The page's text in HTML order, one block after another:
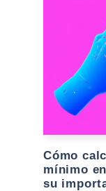
Cómo
mínimo
su